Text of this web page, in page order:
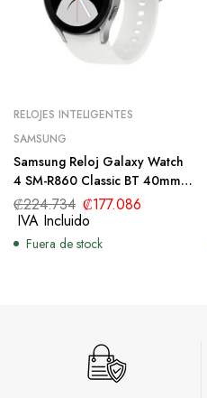
RELOJES INTELIGENTES
SAMSUNG
Samsung Reloj Galaxy Watch
4 SM-R860 Classic BT 40mm
silver SM-R860NZSALTA
₡224.734 ₡177.086
IVA Incluido
Fuera de stock